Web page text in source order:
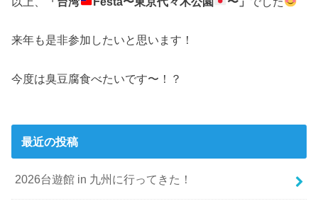
来年も是非参加したいと思います！
今度は臭豆腐食べたいです〜！？
最近の投稿
2026台遊館 in 九州に行ってきた！